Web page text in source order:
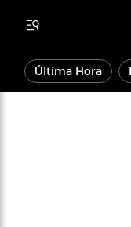
Última Hora